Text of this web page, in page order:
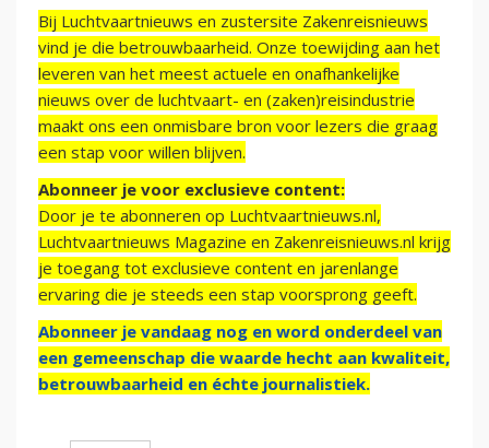
Bij Luchtvaartnieuws en zustersite Zakenreisnieuws
vind je die betrouwbaarheid. Onze toewijding aan het
leveren van het meest actuele en onafhankelijke
nieuws over de luchtvaart- en (zaken)reisindustrie
maakt ons een onmisbare bron voor lezers die graag
een stap voor willen blijven.
Abonneer je voor exclusieve content:
Door je te abonneren op Luchtvaartnieuws.nl,
Luchtvaartnieuws Magazine en Zakenreisnieuws.nl krijg
je toegang tot exclusieve content en jarenlange
ervaring die je steeds een stap voorsprong geeft.
Abonneer je vandaag nog en word onderdeel van
een gemeenschap die waarde hecht aan kwaliteit,
betrouwbaarheid en échte journalistiek.